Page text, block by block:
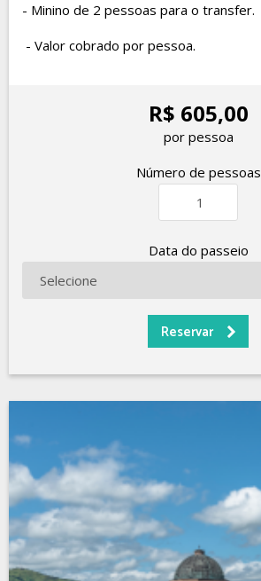
- Minino de 2 pessoas para o transfer.
- Valor cobrado por pessoa.
R$ 605,00
por pessoa
Número de pessoas
Data do passeio